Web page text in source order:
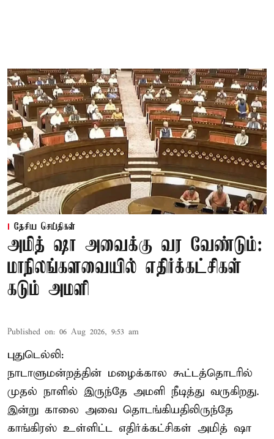
தேசிய செய்திகள்
அமித் ஷா அவைக்கு வர வேண்டும்:
மாநிலங்களவையில் எதிர்க்கட்சிகள்
கடும் அமளி
Published on: 06 Aug 2026, 9:53 am
புதுடெல்லி:
நாடாளுமன்றத்தின் மழைக்கால கூட்டத்தொடரில்
முதல் நாளில் இருந்தே அமளி நீடித்து வருகிறது.
இன்று காலை அவை தொடங்கியதிலிருந்தே
காங்கிரஸ் உள்ளிட்ட எதிர்க்கட்சிகள் அமித் ஷா